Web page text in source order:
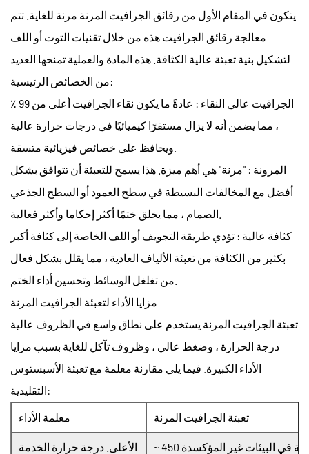
يتكون في المقام الأول من رقائق الجرافيت المرنة مرنة للغاية. تتم
معالجة رقائق الجرافيت هذه من خلال تقنيات التوت أو اللف
لتشكيل بنية تعبئة عالية الكثافة. هذه المادة والعملية تمنحها العديد
من الخصائص الرئيسية:
الجرافيت عالي النقاء
: عادةً ما يكون نقاء الجرافيت أعلى من 99 ٪
، مما يضمن أنه لا يزال مستقرًا كيميائيًا في درجات حرارة عالية
المرونة : "مرنة" هي أهم ميزة. هذا يسمح للتعبئة أن تتوافق بشكل
أفضل مع المخالفات البسيطة في سطح العمود أو السطح الجذعي
كثافة عالية : تؤدي طريقة التجويف أو اللف الخاصة إلى كثافة أكبر
بكثير من الكثافة من تعبئة الألياف العادية ، مما يقلل بشكل فعال
مزايا الأداء لتعبئة الجرافيت المرنة
تعبئة الجرافيت المرنة يستخدم على نطاق واسع في الظروف عالية
درجة الحرارة ، وضغط عالي ، وظروف تآكل للغاية بسبب مزايا
الأداء الكبيرة. فيما يلي مقارنة معلمة مع تعبئة الأسبستوس
التقليدية:
معلمة الأداء تعبئة الجرافيت المرنة
الأعلى. درجة حرارة الخدمة